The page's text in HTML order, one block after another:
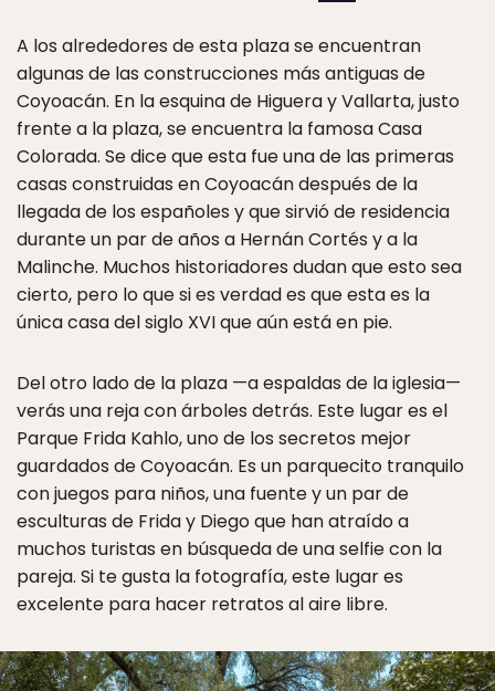
A los alrededores de esta plaza se encuentran
algunas de las construcciones más antiguas de
Coyoacán. En la esquina de Higuera y Vallarta, justo
frente a la plaza, se encuentra la famosa Casa
Colorada. Se dice que esta fue una de las primeras
casas construidas en Coyoacán después de la
llegada de los españoles y que sirvió de residencia
durante un par de años a Hernán Cortés y a la
Malinche. Muchos historiadores dudan que esto sea
cierto, pero lo que si es verdad es que esta es la
única casa del siglo XVI que aún está en pie.
Del otro lado de la plaza —a espaldas de la iglesia—
verás una reja con árboles detrás. Este lugar es el
Parque Frida Kahlo, uno de los secretos mejor
guardados de Coyoacán. Es un parquecito tranquilo
con juegos para niños, una fuente y un par de
esculturas de Frida y Diego que han atraído a
muchos turistas en búsqueda de una selfie con la
pareja. Si te gusta la fotografía, este lugar es
excelente para hacer retratos al aire libre.